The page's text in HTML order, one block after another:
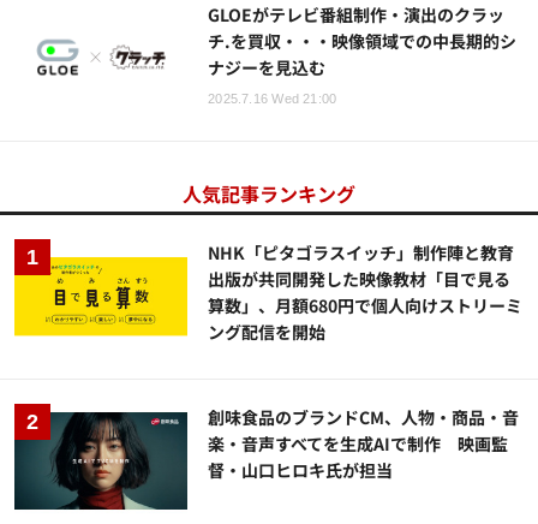
GLOEがテレビ番組制作・演出のクラッ
チ.を買収・・・映像領域での中長期的シ
ナジーを見込む
2025.7.16 Wed 21:00
人気記事ランキング
NHK「ピタゴラスイッチ」制作陣と教育
出版が共同開発した映像教材「目で見る
算数」、月額680円で個人向けストリーミ
ング配信を開始
創味食品のブランドCM、人物・商品・音
楽・音声すべてを生成AIで制作 映画監
督・山口ヒロキ氏が担当